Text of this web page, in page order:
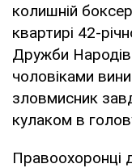
колишній
квартирі 42-
Дружби
чоловіками
зловмисник
кулаком в
Правоохоронці